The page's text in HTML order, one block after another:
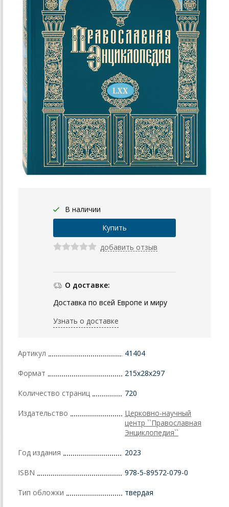
В наличии
добавить отзыв
О доставке:
Доставка по всей Европе и миру
Узнать о доставке
Артикул 41404
Формат 215x28x297
Количество страниц 720
Издательство
Церковно-научный
центр ``Православная
Энциклопедия``
Год издания 2023
ISBN 978-5-89572-079-0
Тип обложки твердая